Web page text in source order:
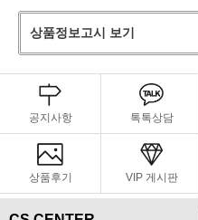
상품정보고시 보기
공지사항 톡톡상담
상품후기 VIP 게시판